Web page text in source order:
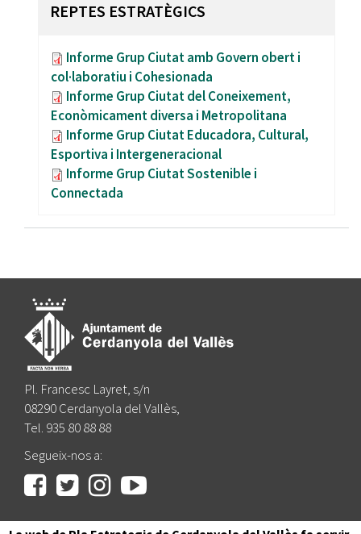
REPTES ESTRATÈGICS
Informe Grup Ciutat amb Govern obert i
col·laboratiu i Cohesionada
Informe Grup Ciutat del Coneixement,
Econòmicament diversa i Metropolitana
Informe Grup Ciutat Educadora, Cultural,
Esportiva i Intergeneracional
Informe Grup Ciutat Sostenible i
Connectada
Pl. Francesc Layret, s/n
08290 Cerdanyola del Vallès,
Tel. 935 80 88 88
Segueix-nos a: